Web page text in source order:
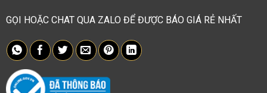
GỌI HOẶC CHAT QUA ZALO ĐỂ ĐƯỢC BÁO GIÁ RẺ NHẤT